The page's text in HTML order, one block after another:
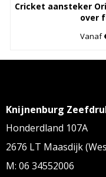
Cricket aansteker
over
Vanaf
Knijnenburg
Honderdland 107A
2676 LT Maasdijk
M: 06 34552006